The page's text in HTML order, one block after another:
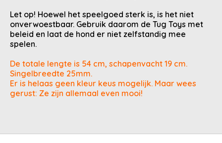
Let op! Hoewel het speelgoed sterk is, is het niet
onverwoestbaar. Gebruik daarom de Tug Toys met
beleid en laat de hond er niet zelfstandig mee
spelen.
De totale lengte is 54 cm, schapenvacht 19 cm.
Singelbreedte 25mm.
Er is helaas geen kleur keus mogelijk. Maar wees
gerust: Ze zijn allemaal even mooi!